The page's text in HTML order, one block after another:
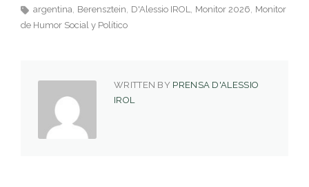
argentina Berensztein D'Alessio IROL Monitor 2026 Monitor
de Humor Social y Político
WRITTEN BY PRENSA D'ALESSIO
IROL